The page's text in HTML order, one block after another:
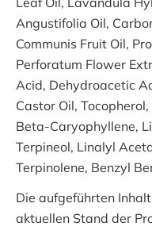
Angustifolia Oil,
Communis Fruit Oil,
Perforatum Flower
Acid, Dehydroacetic
Castor Oil,
Beta-Caryophyllene,
Terpineol, Linalyl
Terpinolene, Benzyl
Die aufgeführten
aktuellen Stand der